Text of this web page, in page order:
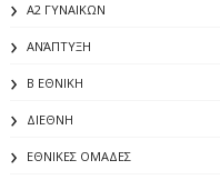
Α2 ΓΥΝΑΙΚΩΝ
ΑΝΆΠΤΥΞΗ
Β ΕΘΝΙΚΗ
ΔΙΕΘΝΗ
ΕΘΝΙΚΕΣ ΟΜΑΔΕΣ